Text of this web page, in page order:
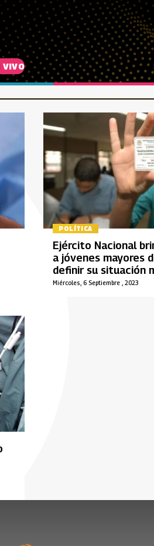
VIVO
POLÍTICA
Miércoles, 6 Septiembre , 2023
Ejército Nacional
a jóvenes mayores
definir su situación